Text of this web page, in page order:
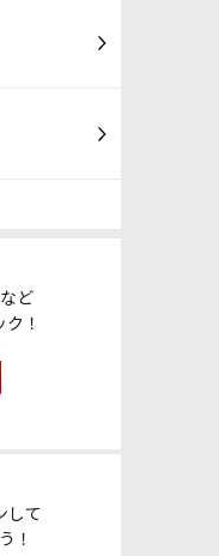
ど
！
して
！